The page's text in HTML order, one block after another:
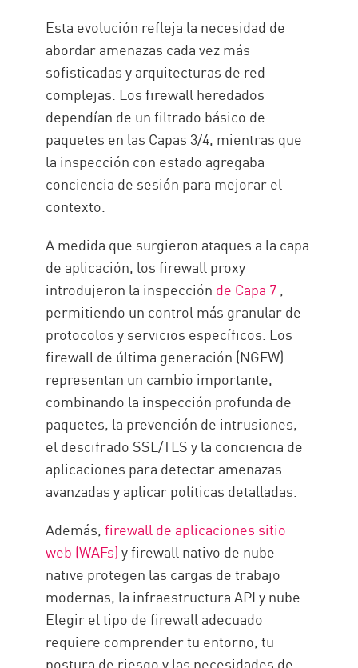
Esta evolución refleja la necesidad de
abordar amenazas cada vez más
sofisticadas y arquitecturas de red
complejas. Los firewall heredados
dependían de un filtrado básico de
paquetes en las Capas 3/4, mientras que
la inspección con estado agregaba
conciencia de sesión para mejorar el
contexto.
A medida que surgieron ataques a la capa
de aplicación, los firewall proxy
introdujeron la inspección de Capa 7,
permitiendo un control más granular de
protocolos y servicios específicos. Los
firewall de última generación (NGFW)
representan un cambio importante,
combinando la inspección profunda de
paquetes, la prevención de intrusiones,
el descifrado SSL/TLS y la conciencia de
aplicaciones para detectar amenazas
avanzadas y aplicar políticas detalladas.
Además,firewall de aplicaciones sitio
web (WAFs)y firewall nativo de nube-
native protegen las cargas de trabajo
modernas, la infraestructura API y nube.
Elegir el tipo de firewall adecuado
requiere comprender tu entorno, tu
postura de riesgo y las necesidades de